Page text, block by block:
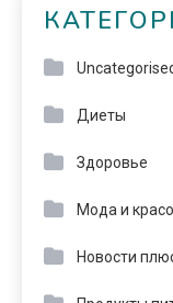
Диеты
Здоровье
Мода и
Новости